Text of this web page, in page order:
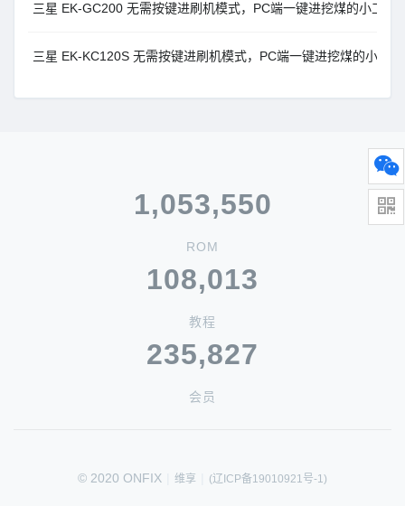
三星 EK-GC200 无需按键进刷机模式，PC端一键进挖煤的小工具
三星 EK-KC120S 无需按键进刷机模式，PC端一键进挖煤的小工具
1,053,550
ROM
108,013
教程
235,827
会员
© 2020 ONFIX 维享 (辽ICP备19010921号-1)